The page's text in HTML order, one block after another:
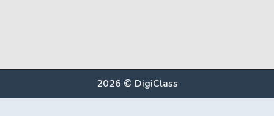
2026 © DigiClass